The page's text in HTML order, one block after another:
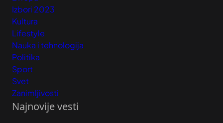
Izbori 2023
Kultura
Lifestyle
Nauka i tehnologija
Politika
Sport
Svet
Zanimljivosti
Najnovije vesti